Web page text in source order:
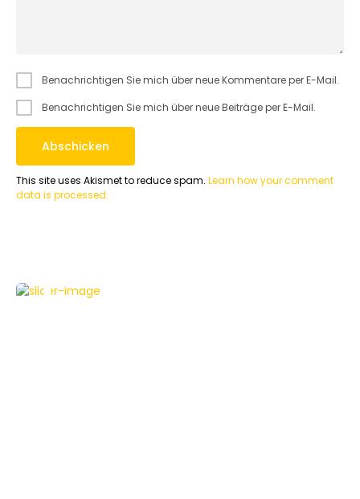
Benachrichtigen Sie mich über neue Kommentare per E-Mail.
Benachrichtigen Sie mich über neue Beiträge per E-Mail.
This site uses Akismet to reduce spam. Learn how your comment
data is processed.
HAUSAUTOMATION